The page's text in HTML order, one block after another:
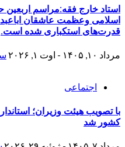
استاد خارج فقه:مراسم
اسلامی وعظمت عاشقان
قدرت‌های استکباری شده است.
مرداد ۱۰, ۱۴۰۵ - اوت ۱, ۲۰۲۶
اجتماعی
با تصویب هیئت وزیران؛
کشور شد